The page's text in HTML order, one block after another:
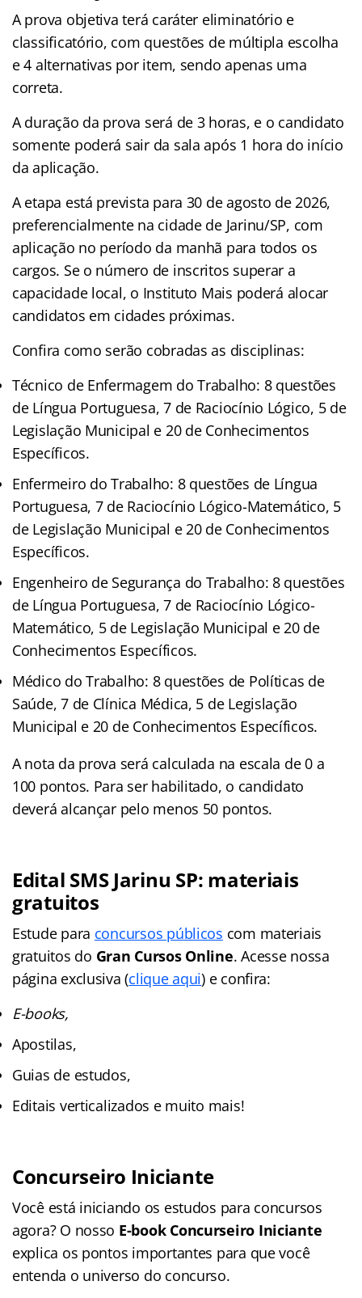
A prova objetiva terá caráter eliminatório e
classificatório, com questões de múltipla escolha
e 4 alternativas por item, sendo apenas uma
correta.
A duração da prova será de 3 horas, e o candidato
somente poderá sair da sala após 1 hora do início
da aplicação.
A etapa está prevista para 30 de agosto de 2026,
preferencialmente na cidade de Jarinu/SP, com
aplicação no período da manhã para todos os
cargos. Se o número de inscritos superar a
capacidade local, o Instituto Mais poderá alocar
candidatos em cidades próximas.
Confira como serão cobradas as disciplinas:
Técnico de Enfermagem do Trabalho: 8 questões
de Língua Portuguesa, 7 de Raciocínio Lógico, 5 de
Legislação Municipal e 20 de Conhecimentos
Específicos.
Enfermeiro do Trabalho: 8 questões de Língua
Portuguesa, 7 de Raciocínio Lógico-Matemático, 5
de Legislação Municipal e 20 de Conhecimentos
Específicos.
Engenheiro de Segurança do Trabalho: 8 questões
de Língua Portuguesa, 7 de Raciocínio Lógico-
Matemático, 5 de Legislação Municipal e 20 de
Conhecimentos Específicos.
Médico do Trabalho: 8 questões de Políticas de
Saúde, 7 de Clínica Médica, 5 de Legislação
Municipal e 20 de Conhecimentos Específicos.
A nota da prova será calculada na escala de 0 a
100 pontos. Para ser habilitado, o candidato
deverá alcançar pelo menos 50 pontos.
Edital SMS Jarinu SP: materiais
gratuitos
Estude para concursos públicos com materiais
gratuitos do Gran Cursos Online. Acesse nossa
página exclusiva (clique aqui) e confira:
E-books,
Apostilas,
Guias de estudos,
Editais verticalizados e muito mais!
Concurseiro Iniciante
Você está iniciando os estudos para concursos
agora? O nosso E-book Concurseiro Iniciante
explica os pontos importantes para que você
entenda o universo do concurso.